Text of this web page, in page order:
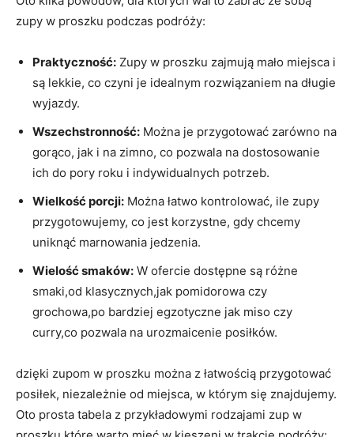
zupy w ​proszku podczas ⁤podróży:
Praktyczność: Zupy w proszku zajmują mało miejsca i
są lekkie, co czyni je idealnym rozwiązaniem na długie
wyjazdy.
Wszechstronność: Można je ‌przygotować zarówno na
gorąco, jak i na zimno, co pozwala⁢ na dostosowanie
ich do pory​ roku i⁣ indywidualnych potrzeb.
Wielkość porcji: ⁢Można łatwo kontrolować, ile ​zupy
przygotowujemy, co jest korzystne, ⁢gdy⁢ chcemy
uniknąć marnowania jedzenia.
Wielość smaków: W ofercie dostępne są różne
smaki,od klasycznych,jak pomidorowa czy⁤
grochowa,po bardziej egzotyczne ⁤jak miso czy
curry,co ⁢pozwala na urozmaicenie posiłków.
dzięki zupom w proszku można z łatwością przygotować‍
posiłek, niezależnie od miejsca, w⁢ którym się znajdujemy.
Oto prosta tabela z⁢ przykładowymi rodzajami zup​ w